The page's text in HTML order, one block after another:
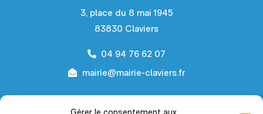
Gérer le consentement aux
3, place du 8 mai 1945
83830 Claviers
04 94 76 62 07
mairie@mairie-claviers.fr